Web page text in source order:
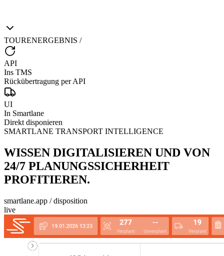
TOURENERGEBNIS /
API
Ins TMS
Rückübertragung per API
UI
In Smartlane
Direkt disponieren
SMARTLANE TRANSPORT INTELLIGENCE
WISSEN DIGITALISIEREN UND VON
24/7 PLANUNGSSICHERHEIT
PROFITIEREN.
smartlane.app / disposition
live